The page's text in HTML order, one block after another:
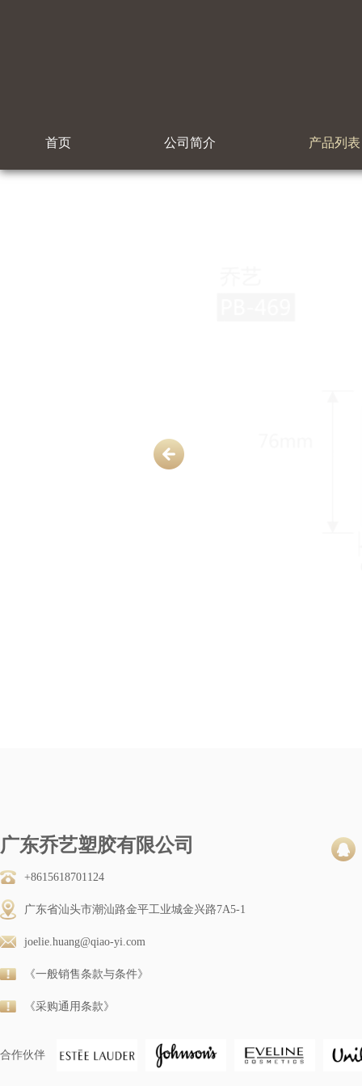
首页 公司简介 产品列表
广东乔艺塑胶有限公司
+8615618701124
广东省汕头市潮汕路金平工业城金兴路7A5-1
joelie.huang@qiao-yi.com
《一般销售条款与条件》
《采购通用条款》
合作伙伴